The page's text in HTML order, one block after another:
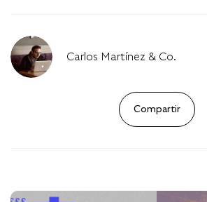
Carlos Martínez & Co.
Compartir